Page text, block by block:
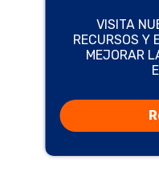
VISITA
RECURSOS Y
MEJORAR